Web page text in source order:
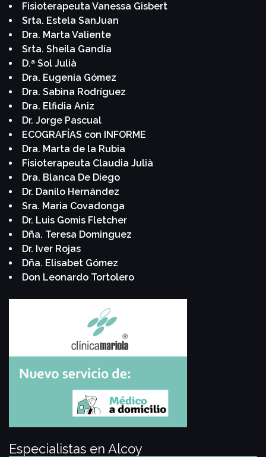
Fisioterapeuta Vanessa Gisbert
Srta. Estela SanJuan
Dra. Marta Valiente
Srta. Sheila Gandía
D.ª Sol Julià
Dra. Eugenia Gómez
Dra. Sabina Rodríguez
Dra. Elfidia Aniz
Dr. Jorge Pascual
ECOGRAFÍAS con INFORME
Dra. Marta de la Rubia
Fisioterapeuta Claudia Julià
Dra. Blanca De Diego
Dr. Danilo Hernández
Sra. Maria Covadonga
Dr. Luis Gomis Fletcher
Dña. Teresa Dominguez
Dr. Iver Rojas
Dña. Elisabet Gómez
Don Leonardo Tortolero
Especialistas en Alcoy